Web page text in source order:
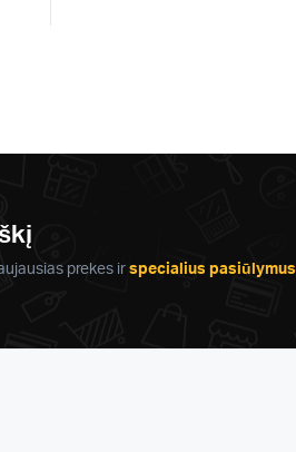
prekes irspecialius pasiūlymus